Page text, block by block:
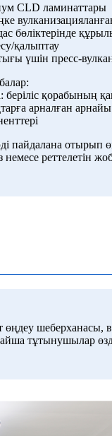
CLD ламинаттары
бөліктерінде
қалыптау
үшін пресс-
беріліс
арналған
пайдалана отырып
немесе реттелетін
өңдеу шеберханасы,
тұтынушылар